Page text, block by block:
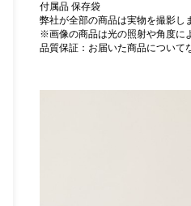
付属品 保存袋
弊社が全部の商品は実物を撮影し
※画像の商品は光の照射や角度に
品質保証：お届いた商品について